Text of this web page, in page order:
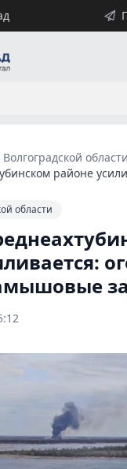
области
районе
области